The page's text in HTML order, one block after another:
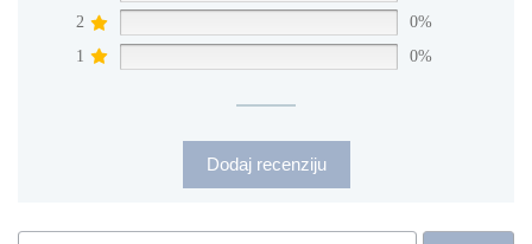
2
0%
1
0%
Dodaj recenziju